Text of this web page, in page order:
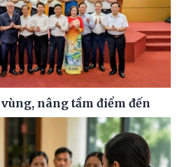
nâng tầm điểm đến